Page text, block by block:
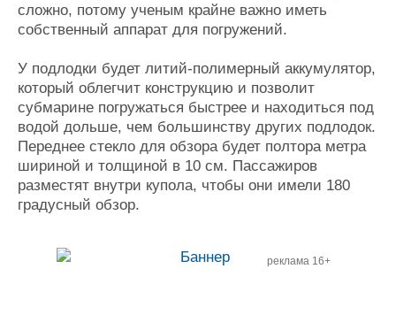
сложно, потому ученым крайне важно иметь
собственный аппарат для погружений.
У подлодки будет литий-полимерный аккумулятор,
который облегчит конструкцию и позволит
субмарине погружаться быстрее и находиться под
водой дольше, чем большинству других подлодок.
Переднее стекло для обзора будет полтора метра
шириной и толщиной в 10 см. Пассажиров
разместят внутри купола, чтобы они имели 180
градусный обзор.
реклама 16+